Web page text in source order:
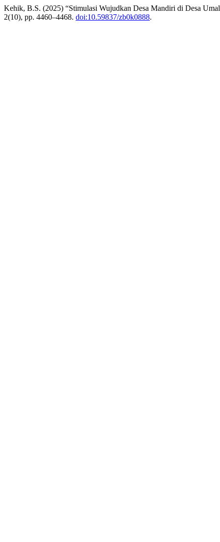
Kehik, B.S. (2025) “Stimulasi Wujudkan Desa Mandiri di Desa
2(10), pp. 4460–4468. doi:10.59837/zb0k0888.